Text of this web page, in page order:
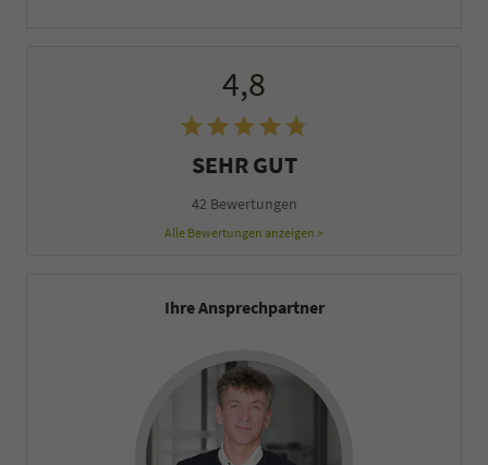
4,8
SEHR GUT
42 Bewertungen
Alle Bewertungen anzeigen >
Ihre Ansprechpartner